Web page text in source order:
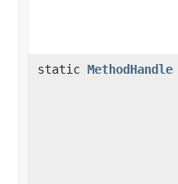
static MethodHandle